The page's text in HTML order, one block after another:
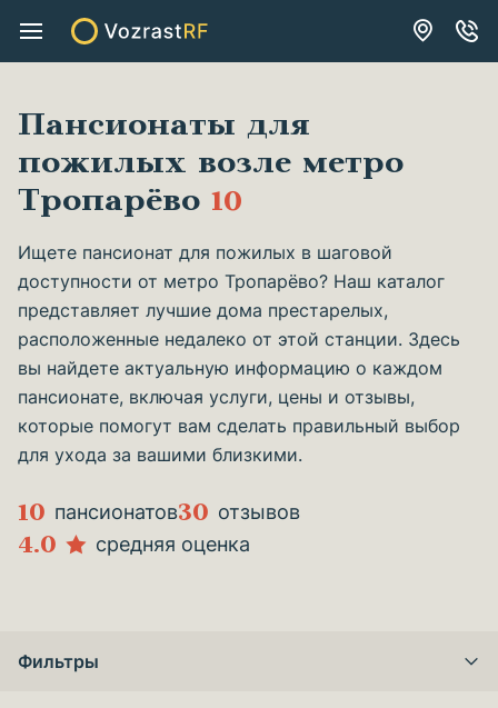
Пансионаты для
пожилых возле метро
Тропарёво 10
Ищете пансионат для пожилых в шаговой
доступности от метро Тропарёво? Наш каталог
представляет лучшие дома престарелых,
расположенные недалеко от этой станции. Здесь
вы найдете актуальную информацию о каждом
пансионате, включая услуги, цены и отзывы,
которые помогут вам сделать правильный выбор
для ухода за вашими близкими.
10 пансионатов30 отзывов
4.0 средняя оценка
Фильтры